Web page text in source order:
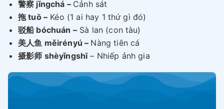
警察 jǐngchá – Cảnh sát
拖 tuō – Kéo (1 ai hay 1 thứ gì đó)
驳船 bóchuán –Sà lan (con tàu)
美人鱼 měirényú – Nàng tiên cá
摄影师 shèyǐngshī– Nhiếp ảnh gia